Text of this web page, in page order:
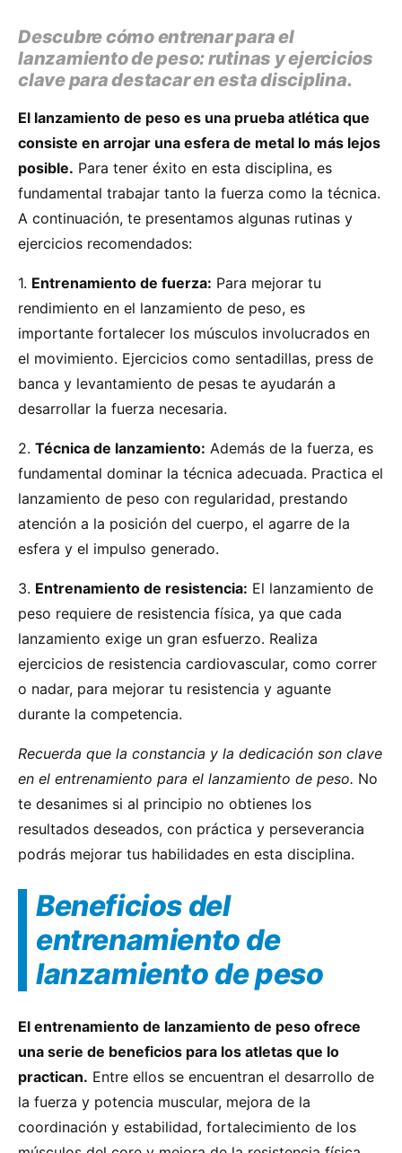
Descubre cómo entrenar para el
lanzamiento de peso: rutinas y ejercicios
clave para destacar en esta disciplina.
El lanzamiento de peso es una prueba atlética que
consiste en arrojar una esfera de metal lo más lejos
posible. Para tener éxito en esta disciplina, es
fundamental trabajar tanto la fuerza como la técnica.
A continuación, te presentamos algunas rutinas y
ejercicios recomendados:
1. Entrenamiento de fuerza: Para mejorar tu
rendimiento en el lanzamiento de peso, es
importante fortalecer los músculos involucrados en
el movimiento. Ejercicios como sentadillas, press de
banca y levantamiento de pesas te ayudarán a
desarrollar la fuerza necesaria.
2. Técnica de lanzamiento: Además de la fuerza, es
fundamental dominar la técnica adecuada. Practica el
lanzamiento de peso con regularidad, prestando
atención a la posición del cuerpo, el agarre de la
esfera y el impulso generado.
3. Entrenamiento de resistencia: El lanzamiento de
peso requiere de resistencia física, ya que cada
lanzamiento exige un gran esfuerzo. Realiza
ejercicios de resistencia cardiovascular, como correr
o nadar, para mejorar tu resistencia y aguante
durante la competencia.
Recuerda que la constancia y la dedicación son clave
en el entrenamiento para el lanzamiento de peso. No
te desanimes si al principio no obtienes los
resultados deseados, con práctica y perseverancia
podrás mejorar tus habilidades en esta disciplina.
Beneficios del
entrenamiento de
lanzamiento de peso
El entrenamiento de lanzamiento de peso ofrece
una serie de beneficios para los atletas que lo
practican. Entre ellos se encuentran el desarrollo de
la fuerza y potencia muscular, mejora de la
coordinación y estabilidad, fortalecimiento de los